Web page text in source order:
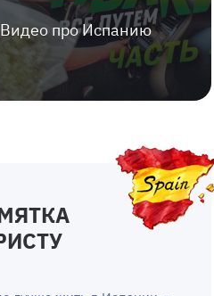
Видео про Испанию